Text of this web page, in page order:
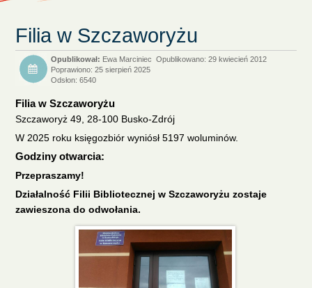
Filia w Szczaworyżu
Ewa Marciniec
Opublikowano: 29 kwiecień 2012
Poprawiono: 25 sierpień 2025
Odsłon: 6540
Filia w Szczaworyżu
Szczaworyż 49, 28-100 Busko-Zdrój
W 2025 roku księgozbiór wyniósł 5197 woluminów.
Godziny otwarcia:
Przepraszamy!
Działalność Filii Bibliotecznej w Szczaworyżu zostaje
zawieszona do odwołania.